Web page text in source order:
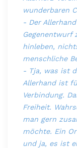
wunderbaren
- Der
Gegenentwurf
hinleben,
menschliche
- Tja, was ist
Allerhand ist
Verbindung.
Freiheit.
man gern
möchte. Ein
und ja, es ist